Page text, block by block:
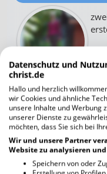
eine 90 jährige
Tag zu Bank
sie sagen: das
Schikane und
sie ist kein
.....................
Datenschutz und
christ.de
Hallo und herzlich
wir Cookies und ähnliche
unsere Inhalte und Werbung
unserer Dienste zu
möchten, dass Sie sich bei
Wir und unsere Partner
Website zu analysieren
Speichern von oder